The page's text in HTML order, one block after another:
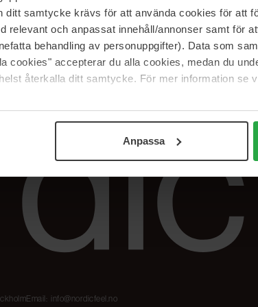
ditt samtycke krävs för att använda cookies för att
relevant och anpassat innehåll/annonser samt för
behandling av personuppgifter). Data som
cookies" accepterar du alla cookies, medan du
återkalla ditt samtycke. För mer information se
Anpassa
The Beauty Edit
Jobb hos oss
Samarbeidspartner
Spor
Retur
Blush
Email: info@nordicfeel.no